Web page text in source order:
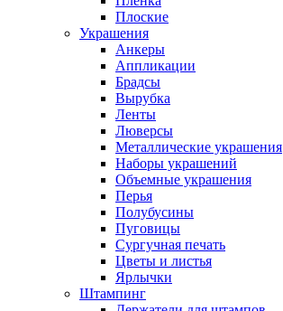
Плоские
Украшения
Анкеры
Аппликации
Брадсы
Вырубка
Ленты
Люверсы
Металлические украшения
Наборы украшений
Объемные украшения
Перья
Полубусины
Пуговицы
Сургучная печать
Цветы и листья
Ярлычки
Штампинг